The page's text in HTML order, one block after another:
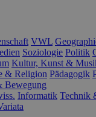
VWL
Soziologie Politik
Kultur, Kunst &
& Religion Pädagogik
Bewegung
Informatik Technik